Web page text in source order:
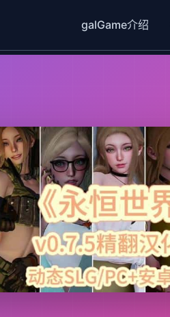
galGame介绍